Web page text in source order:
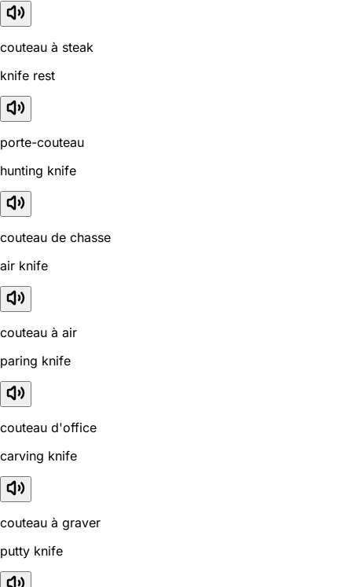
couteau à steak
knife rest
porte-couteau
hunting knife
couteau de chasse
air knife
couteau à air
paring knife
couteau d'office
carving knife
couteau à graver
putty knife